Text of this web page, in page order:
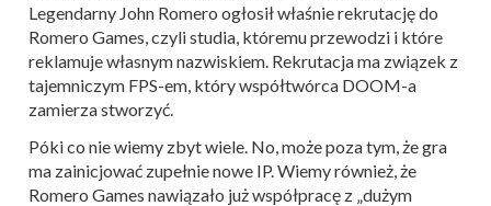
Legendarny John Romero ogłosił właśnie rekrutację do
Romero Games, czyli studia, któremu przewodzi i które
reklamuje własnym nazwiskiem. Rekrutacja ma związek z
tajemniczym FPS-em, który współtwórca DOOM-a
zamierza stworzyć.
Póki co nie wiemy zbyt wiele. No, może poza tym, że gra
ma zainicjować zupełnie nowe IP. Wiemy również, że
Romero Games nawiązało już współpracę z „dużym